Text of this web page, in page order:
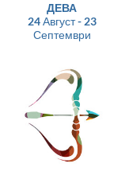
ДЕВА
24 Август - 23
Септември